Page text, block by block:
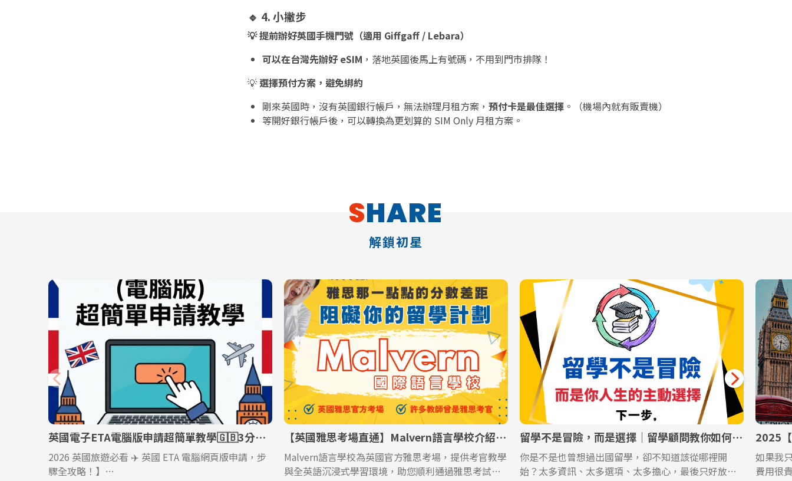
🔹 4. 小撇步
💡 提前辦好英國手機門號（適用 Giffgaff / Lebara）
可以在台灣先辦好 eSIM ，落地英國後馬上有號碼，不用到門市排隊！
💡 選擇預付方案，避免綁約
剛來英國時，沒有英國銀行帳戶，無法辦理月租方案， 預付卡是最佳選擇 。（機場內就有販賣機）
等開好銀行帳戶後，可以轉換為更划算的 SIM Only 月租方案。
SHARE
解鎖初星
英國電子ETA電腦版申請超簡單教學🇬🇧3分鐘搞定不卡關
2026 英國旅遊必看 ✈️ 英國 ETA 電腦網頁版申請，步
驟全攻略！】
【英國雅思考場直通】Malvern語言學校介紹＋最新優惠總整理
Malvern語言學校為英國官方雅思考場，提供考官教學
與全英語沉浸式學習環境，助您順利通過雅思考試，
留學不是冒險，而是選擇｜留學顧問教你如何開始第一步
你是不是也曾想過出國留學，卻不知道該從哪裡開
始？太多資訊、太多選項、太多擔心，最後只好放
2025
如果我
費用很